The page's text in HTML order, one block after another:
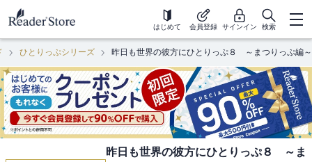
はじめて 会員登録 サインイン 検索
ひとりっぷシリーズ 昨日も世界の彼方にひとりっぷ８ ～まつりっぷ編～
昨日も世界の彼方にひとりっぷ８ ～ま